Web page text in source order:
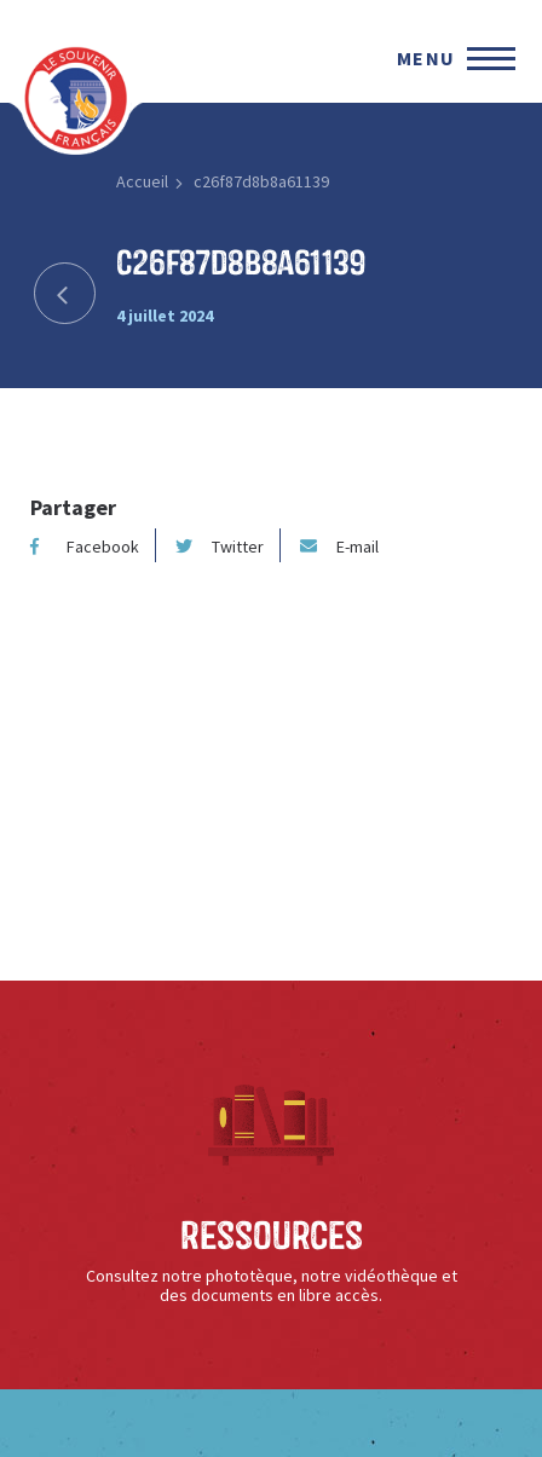
MENU
Accueil c26f87d8b8a61139
c26f87d8b8a61139
4 juillet 2024
Partager
Facebook Twitter E-mail
Ressources
Consultez notre phototèque, notre vidéothèque et
des documents en libre accès.